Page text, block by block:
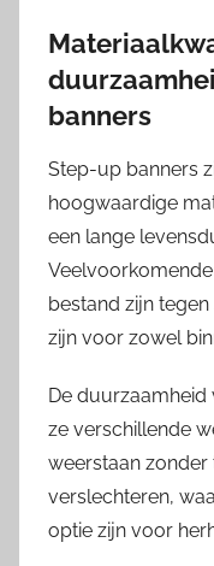
banners
Step-up banners
hoogwaardige
een lange
bestand zijn
zijn voor zowel
De duurzaamheid
ze verschillende
weerstaan
verslechteren,
optie zijn voor